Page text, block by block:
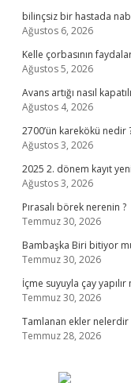
bilinçsiz bir hastada
Ağustos 6, 2026
Kelle çorbasının
Ağustos 5, 2026
Avans artığı nasıl
Ağustos 4, 2026
2700’ün karekökü nedir
Ağustos 3, 2026
2025 2. dönem kayıt
Ağustos 3, 2026
Pırasalı börek nerenin ?
Temmuz 30, 2026
Bambaşka Biri bitiyor
Temmuz 30, 2026
İçme suyuyla çay yapılır
Temmuz 30, 2026
Tamlanan ekler nelerdir
Temmuz 28, 2026